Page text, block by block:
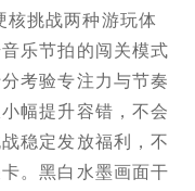
核挑战两种游玩体
乐节拍的闯关模式
考验专注力与节奏
幅提升容错，不会
稳定发放福利，不
。黑白水墨画面干